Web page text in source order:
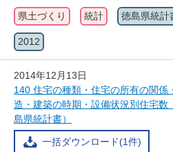
県土づくり 統計 徳島県統計
2012
2014年12月13日
140 住宅の種類・住宅の所有の関係
造・建築の時期・設備状況別住宅数
島県統計書）
一括ダウンロード(1件)